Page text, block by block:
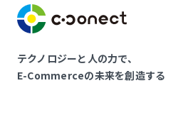
テクノロジーと人の力で、
E-Commerceの未来を創造する